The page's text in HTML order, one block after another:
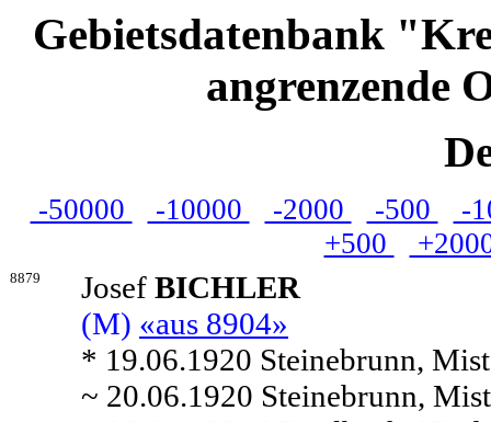
Gebietsdatenbank
angrenzende
-50000 -10000 -2000 -500
-
+500
8879 Josef BICHLER
(M) «aus 8904»
* 19.06.1920 Steinebrunn,
~ 20.06.1920 Steinebrunn,